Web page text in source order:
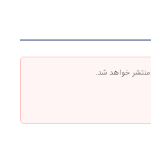
خواهد شد.